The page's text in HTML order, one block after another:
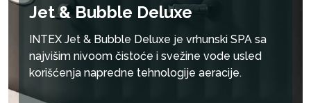
Jet & Bubble Deluxe
INTEX Jet & Bubble Deluxe je vrhunski SPA sa
najvišim nivoom čistoće i svežine vode usled
korišćenja napredne tehnologije aeracije.